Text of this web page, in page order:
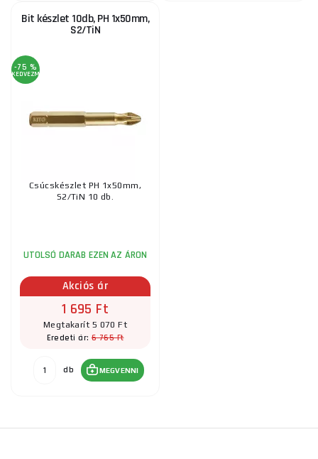
Bit készlet 10db, PH 1x50mm,
S2/TiN
-75 %
KEDVEZMÉNY
Csúcskészlet PH 1x50mm,
S2/TiN 10 db.
UTOLSÓ DARAB EZEN AZ ÁRON
Akciós ár
1 695 Ft
Megtakarít 5 070 Ft
Eredeti ár:6 765 Ft
db MEGVENNI